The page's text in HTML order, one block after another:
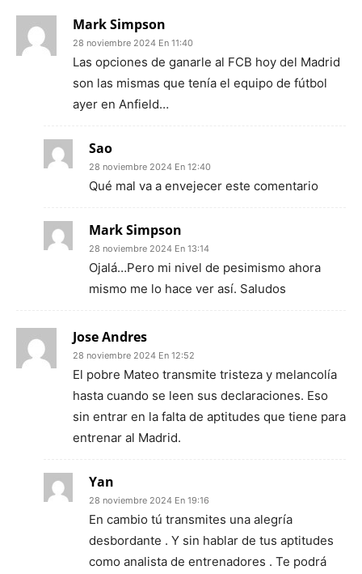
Mark Simpson
28 noviembre 2024 En 11:40
Las opciones de ganarle al FCB hoy del Madrid
son las mismas que tenía el equipo de fútbol
ayer en Anfield…
Sao
28 noviembre 2024 En 12:40
Qué mal va a envejecer este comentario
Mark Simpson
28 noviembre 2024 En 13:14
Ojalá…Pero mi nivel de pesimismo ahora
mismo me lo hace ver así. Saludos
Jose Andres
28 noviembre 2024 En 12:52
El pobre Mateo transmite tristeza y melancolía
hasta cuando se leen sus declaraciones. Eso
sin entrar en la falta de aptitudes que tiene para
entrenar al Madrid.
Yan
28 noviembre 2024 En 19:16
En cambio tú transmites una alegría
desbordante . Y sin hablar de tus aptitudes
como analista de entrenadores . Te podrá